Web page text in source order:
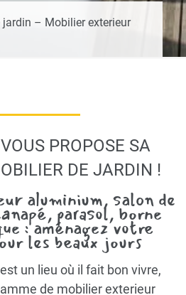
jardin – Mobilier exterieur
PROPOSE SA
DE JARDIN !
aluminium, salon de
parasol, borne
: aménagez votre
les beaux jours
un lieu où il fait bon vivre,
de mobilier exterieur